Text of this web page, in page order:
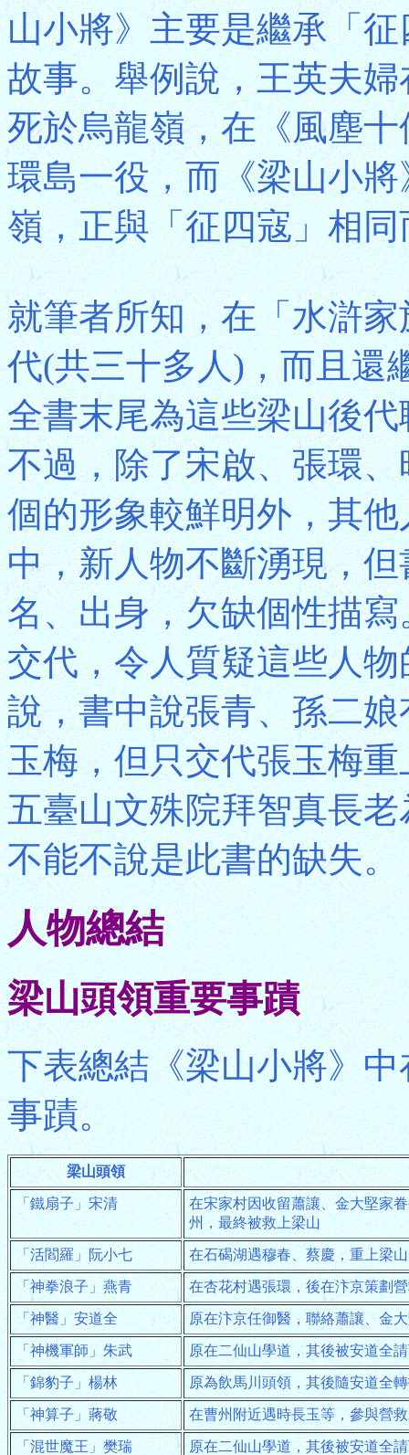
山小將》主要是繼承「
故事。舉例說，王英夫
死於烏龍嶺，在《風塵
環島一役，而《梁山小
嶺，正與「征四寇」相
就筆者所知，在「水滸
代(共三十多人)，而且還
全書末尾為這些梁山後
不過，除了宋啟、張環
個的形象較鮮明外，其
中，新人物不斷湧現，
名、出身，欠缺個性描
交代，令人質疑這些人
說，書中說張青、孫二
玉梅，但只交代張玉梅
五臺山文殊院拜智真長
不能不說是此書的缺失。
人物總結
梁山頭領重要事蹟
下表總結《梁山小將》
事蹟。
梁山頭領
「鐵扇子」宋清
在宋家村因收留蕭讓、金大堅家
州，最終被救上梁山
「活閻羅」阮小七 在石碣湖遇穆春、蔡慶，重上梁山
「神拳浪子」燕青 在杏花村遇張環，後在汴京策劃
「神醫」安道全 原在汴京任御醫，聯絡蕭讓、金
「神機軍師」朱武 原在二仙山學道，其後被安道全
「錦豹子」楊林 原為飲馬川頭領，其後隨安道全
「神算子」蔣敬 在曹州附近遇時長玉等，參與營
「混世魔王」樊瑞 原在二仙山學道，其後被安道全